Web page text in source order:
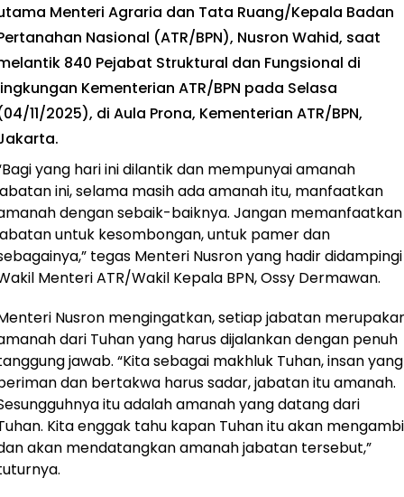
Menteri Agraria dan Tata Ruang/Kepala Badan
Nasional (ATR/BPN), Nusron Wahid, saat
840 Pejabat Struktural dan Fungsional di
Kementerian ATR/BPN pada Selasa
11/2025), di Aula Prona, Kementerian ATR/BPN,
yang hari ini dilantik dan mempunyai amanah
ini, selama masih ada amanah itu, manfaatkan
dengan sebaik-baiknya. Jangan memanfaatkan
untuk kesombongan, untuk pamer dan
tegas Menteri Nusron yang hadir didampingi
Menteri ATR/Wakil Kepala BPN, Ossy Dermawan.
Nusron mengingatkan, setiap jabatan
dari Tuhan yang harus dijalankan dengan penuh
jawab. “Kita sebagai makhluk Tuhan, insan yang
dan bertakwa harus sadar, jabatan itu amanah.
itu adalah amanah yang datang dari
Kita enggak tahu kapan Tuhan itu akan
akan mendatangkan amanah jabatan tersebut,”